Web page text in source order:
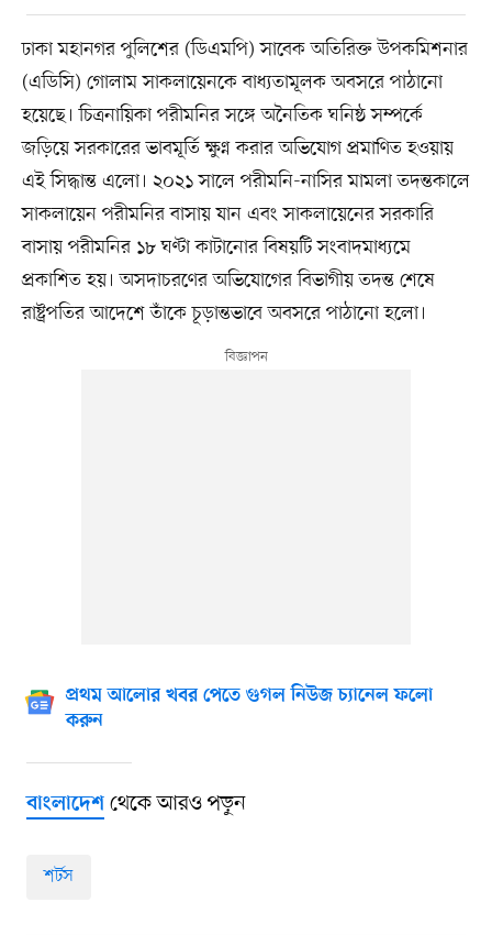
ঢাকা মহানগর পুলিশের (ডিএমপি) সাবেক অতিরিক্ত উপকমিশনার
(এডিসি) গোলাম সাকলায়েনকে বাধ্যতামূলক অবসরে পাঠানো
হয়েছে। চিত্রনায়িকা পরীমনির সঙ্গে অনৈতিক ঘনিষ্ঠ সম্পর্কে
জড়িয়ে সরকারের ভাবমূর্তি ক্ষুণ্ন করার অভিযোগ প্রমাণিত হওয়ায়
এই সিদ্ধান্ত এলো। ২০২১ সালে পরীমনি-নাসির মামলা তদন্তকালে
সাকলায়েন পরীমনির বাসায় যান এবং সাকলায়েনের সরকারি
বাসায় পরীমনির ১৮ ঘণ্টা কাটানোর বিষয়টি সংবাদমাধ্যমে
প্রকাশিত হয়। অসদাচরণের অভিযোগের বিভাগীয় তদন্ত শেষে
রাষ্ট্রপতির আদেশে তাঁকে চূড়ান্তভাবে অবসরে পাঠানো হলো।
প্রথম আলোর খবর পেতে গুগল নিউজ চ্যানেল ফলো
করুন
বাংলাদেশথেকে আরও পড়ুন
শর্টস